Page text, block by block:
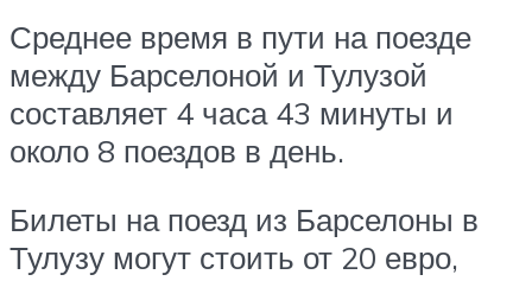
Среднее время в пути на поезде
между Барселоной и Тулузой
составляет 4 часа 43 минуты и
около 8 поездов в день.
Билеты на поезд из Барселоны в
Тулузу могут стоить от 20 евро,